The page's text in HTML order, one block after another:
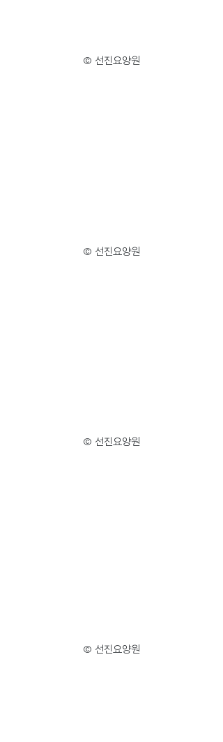
© 선진요양원
© 선진요양원
© 선진요양원
© 선진요양원